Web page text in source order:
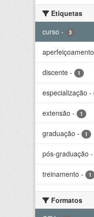
Etiquetas
curso - 3
aperfeiçoamento
discente - 1
especialização -
extensão - 1
graduação - 1
pós-graduação -
treinamento - 1
Formatos